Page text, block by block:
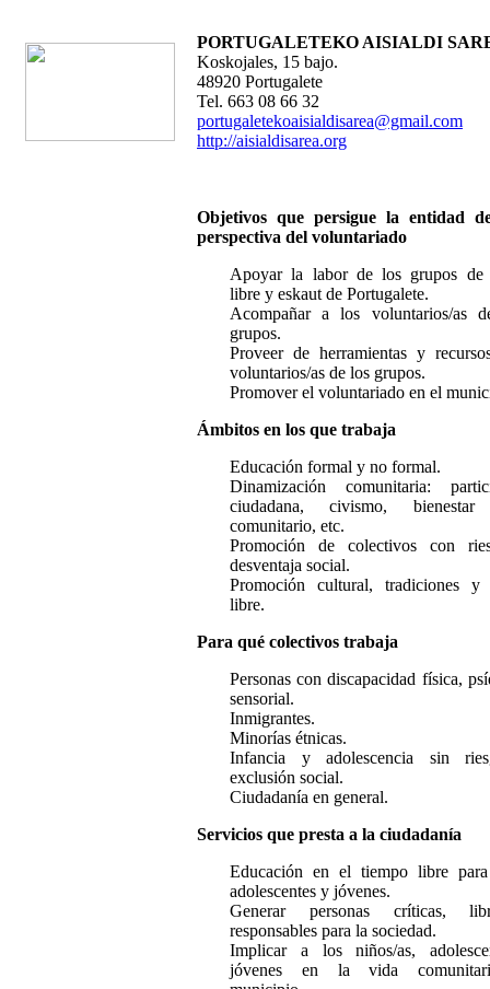
PORTUGALETEKO AISIALDI
Koskojales, 15 bajo.
48920 Portugalete
Tel. 663 08 66 32
portugaletekoaisialdisarea@gmail.com
http://aisialdisarea.org
Objetivos que persigue la entidad
perspectiva del voluntariado
Apoyar la labor de los grupos de
libre y eskaut de Portugalete.
Acompañar a los voluntarios/as
grupos.
Proveer de herramientas y
voluntarios/as de los grupos.
Promover el voluntariado en el
Ámbitos en los que trabaja
Educación formal y no formal.
Dinamización comunitaria:
ciudadana, civismo, bienestar
comunitario, etc.
Promoción de colectivos con
desventaja social.
Promoción cultural, tradiciones y
libre.
Para qué colectivos trabaja
Personas con discapacidad física,
sensorial.
Inmigrantes.
Minorías étnicas.
Infancia y adolescencia sin
exclusión social.
Ciudadanía en general.
Servicios que presta a la ciudadanía
Educación en el tiempo libre
adolescentes y jóvenes.
Generar personas críticas,
responsables para la sociedad.
Implicar a los niños/as,
jóvenes en la vida